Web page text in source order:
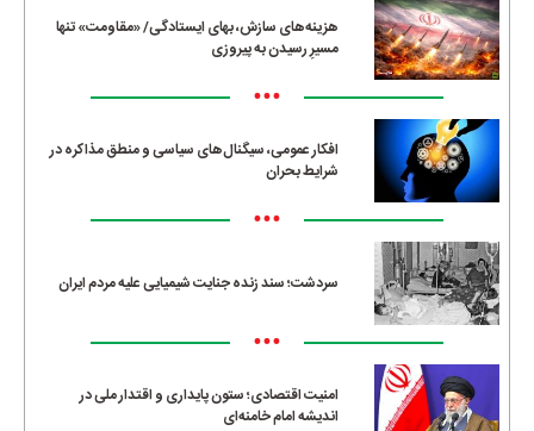
هزینه‌های سازش، بهای ایستادگی/ «مقاومت» تنها
مسیرِ رسیدن به پیروزی
•••
افکار عمومی، سیگنال‌های سیاسی و منطق مذاکره در
شرایط بحران
•••
سردشت؛ سند زنده جنایت شیمیایی علیه مردم ایران
•••
امنیت اقتصادی؛ ستون پایداری و اقتدار ملی در
اندیشه امام خامنه‌ای